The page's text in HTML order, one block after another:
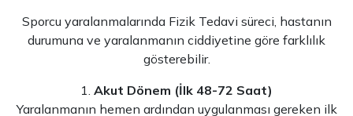
Sporcu yaralanmalarında Fizik Tedavi süreci, hastanın
durumuna ve yaralanmanın ciddiyetine göre farklılık
gösterebilir.
Akut Dönem (İlk 48-72 Saat)
Yaralanmanın hemen ardından uygulanması gereken ilk